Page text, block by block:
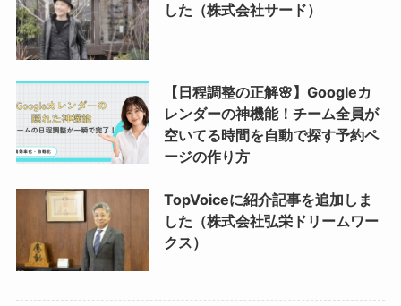
した（株式会社サード）
【日程調整の正解🌸】Googleカ
レンダーの神機能！チーム全員が
空いてる時間を自動で探す予約ペ
ージの作り方
TopVoiceに紹介記事を追加しま
した（株式会社弘栄ドリームワー
クス）